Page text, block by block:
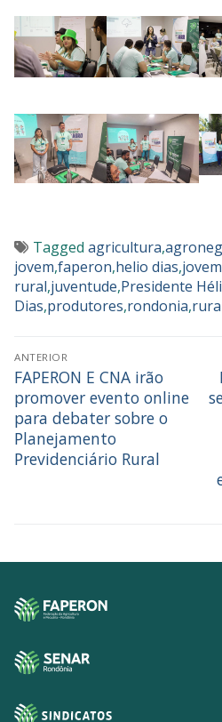
Tagged agricultura,
jovem,faperon,helio dias,jovem
rural,juventude,Presidente
Dias,produtores,rondonia,
ANTERIOR
FAPERON E CNA irão
promover evento online
para debater sobre o
Planejamento
Previdenciário Rural